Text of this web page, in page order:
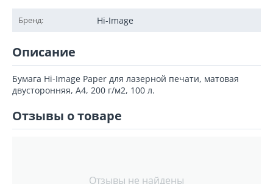
Бренд: Hi-Image
Описание
Бумага Hi-Image Paper для лазерной печати, матовая
двусторонняя, A4, 200 г/м2, 100 л.
Отзывы о товаре
Отзывы не найдены